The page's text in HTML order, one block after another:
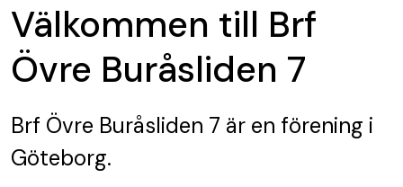
Välkommen till Brf
Övre Buråsliden 7
Brf Övre Buråsliden 7 är en förening i
Göteborg.